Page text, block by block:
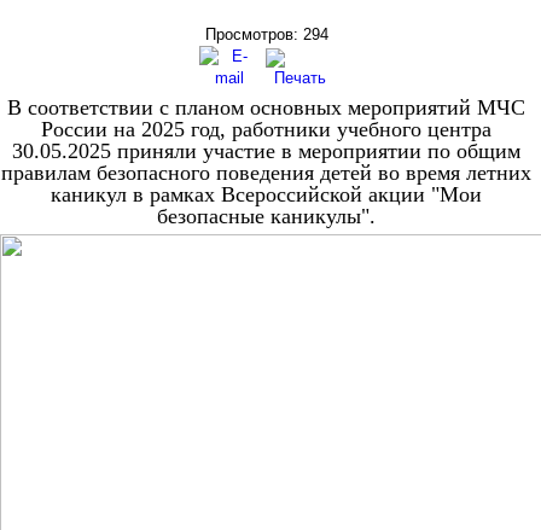
Просмотров: 294
В соответствии с планом основных мероприятий МЧС
России на 2025 год, работники учебного центра
30.05.2025 приняли участие в мероприятии по общим
правилам безопасного поведения детей во время летних
каникул в рамках Всероссийской акции "Мои
безопасные каникулы".